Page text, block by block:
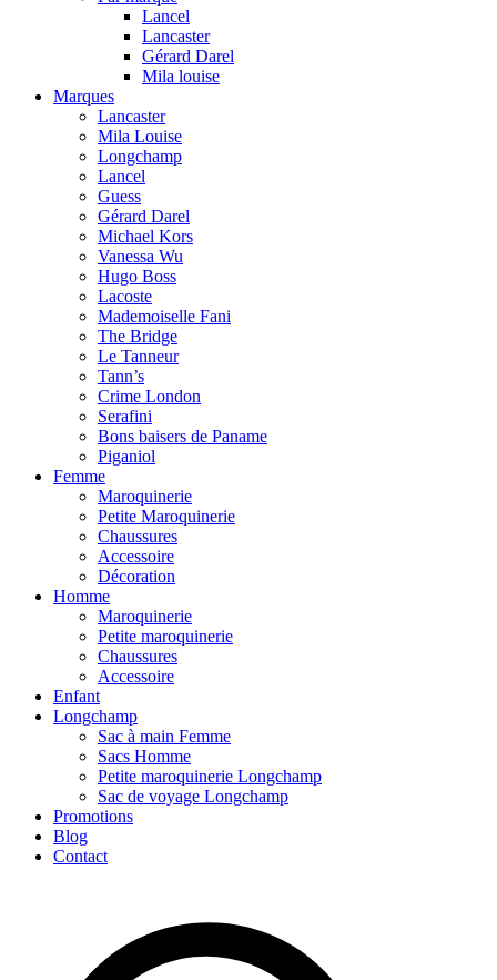
Lancel
Lancaster
Gérard Darel
Mila louise
Marques
Lancaster
Mila Louise
Longchamp
Lancel
Guess
Gérard Darel
Michael Kors
Vanessa Wu
Hugo Boss
Lacoste
Mademoiselle Fani
The Bridge
Le Tanneur
Tann’s
Crime London
Serafini
Bons baisers de Paname
Piganiol
Femme
Maroquinerie
Petite Maroquinerie
Chaussures
Accessoire
Décoration
Homme
Maroquinerie
Petite maroquinerie
Chaussures
Accessoire
Enfant
Longchamp
Sac à main Femme
Sacs Homme
Petite maroquinerie Longchamp
Sac de voyage Longchamp
Promotions
Blog
Contact